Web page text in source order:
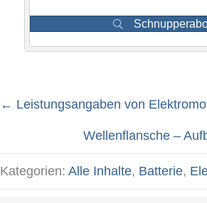
Posts
navigation
← Leistungsangaben von
Wellenflansche –
Kategorien: Alle Inhalte, Batterie,